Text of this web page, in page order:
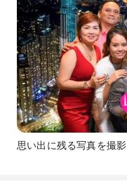
思い出に残る写真を撮影